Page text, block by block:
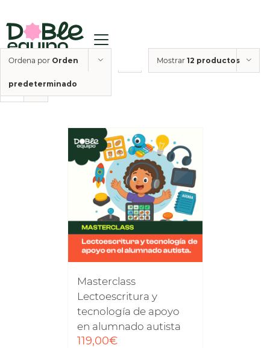
Ordena por Orden
predeterminado
Mostrar 12 productos
Masterclass
Lectoescritura y
tecnología de apoyo
en alumnado autista
119,00€